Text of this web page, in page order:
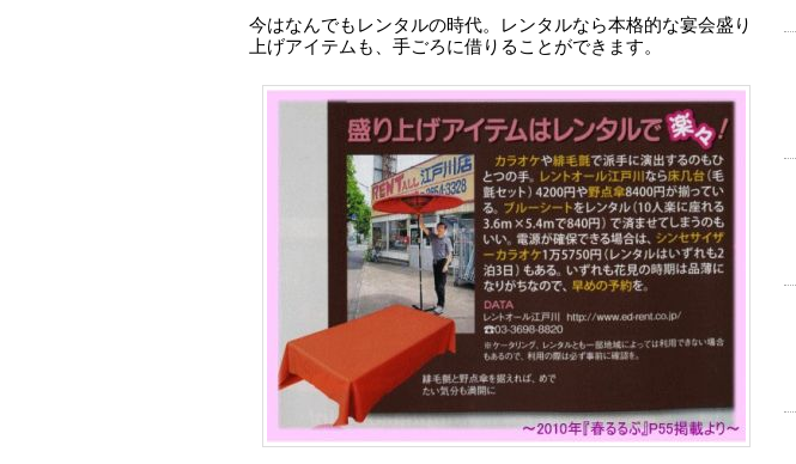
今はなんでもレンタルの時代。レンタルなら本格的な宴会盛り
上げアイテムも、手ごろに借りることができます。